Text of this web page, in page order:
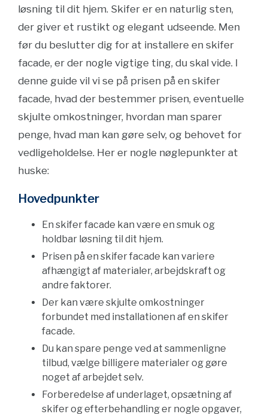
løsning til dit hjem. Skifer er en naturlig sten,
der giver et rustikt og elegant udseende. Men
før du beslutter dig for at installere en skifer
facade, er der nogle vigtige ting, du skal vide. I
denne guide vil vi se på prisen på en skifer
facade, hvad der bestemmer prisen, eventuelle
skjulte omkostninger, hvordan man sparer
penge, hvad man kan gøre selv, og behovet for
vedligeholdelse. Her er nogle nøglepunkter at
huske:
Hovedpunkter
En skifer facade kan være en smuk og
holdbar løsning til dit hjem.
Prisen på en skifer facade kan variere
afhængigt af materialer, arbejdskraft og
andre faktorer.
Der kan være skjulte omkostninger
forbundet med installationen af en skifer
facade.
Du kan spare penge ved at sammenligne
tilbud, vælge billigere materialer og gøre
noget af arbejdet selv.
Forberedelse af underlaget, opsætning af
skifer og efterbehandling er nogle opgaver,